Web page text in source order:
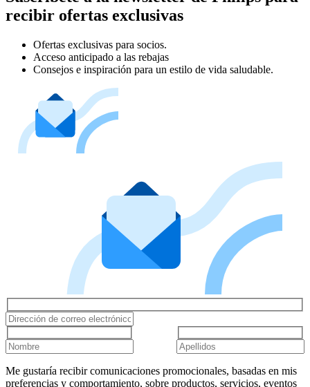
recibir ofertas exclusivas
Ofertas exclusivas para socios.
Acceso anticipado a las rebajas
Consejos e inspiración para un estilo de vida saludable.
Me gustaría recibir comunicaciones promocionales, basadas en mis
preferencias y comportamiento, sobre productos, servicios, eventos